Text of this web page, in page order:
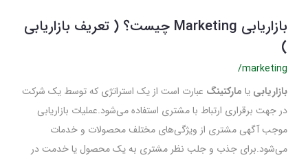
بازاریابی Marketing چیست؟ ( تعریف بازاریابی
/marketing
بازاریابییا مارکتینگعبارت است از یک استراتژی که توسط یک شرکت
در جهت برقراری ارتباط با مشتری استفاده می‌شود.عملیات بازاریابی
موجب آگهی مشتری از ویژگی‌های مختلف محصولات و خدمات
می‌شود.برای جذب و جلب نظر مشتری به یک محصول یا خدمت در